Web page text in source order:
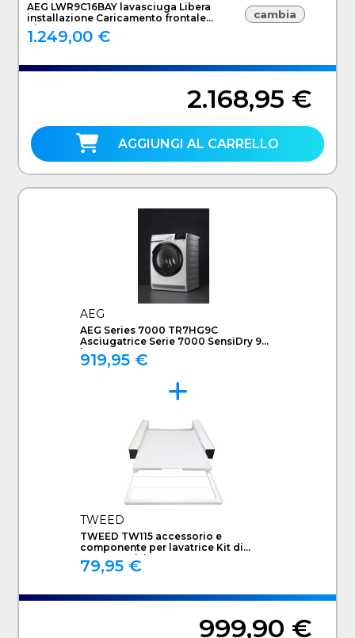
AEG LWR9C16BAY lavasciuga Libera
installazione Caricamento frontale
Bianco B
1.249,00 €
cambia
2.168,95 €
AGGIUNGI AL CARRELLO
AEG
AEG Series 7000 TR7HG9C
Asciugatrice Serie 7000 SensiDry 9
kg
919,95 €
TWEED
TWEED TW115 accessorio e
componente per lavatrice Kit di
sovrapposizione
79,95 €
999,90 €